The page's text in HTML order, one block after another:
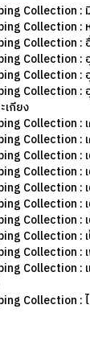
Collection :
Collection :
Collection :
Collection
Collection
Collection :
เกียง
Collection :
Collection :
Collection :
Collection :
Collection :
Collection :
Collection :
Collection :
Collection :
Collection :
Collection :